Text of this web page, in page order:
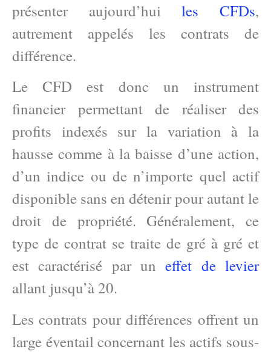
présenter aujourd’huiles CFDs,
autrement appelés les contrats de
différence.
Le CFD est donc un instrument
financier permettant de réaliser des
profits indexés sur la variation à la
hausse comme à la baisse d’une action,
d’un indice ou de n’importe quel actif
disponible sans en détenir pour autant le
droit de propriété. Généralement, ce
type de contrat se traite de gré à gré et
est caractérisé par uneffet de levier
allant jusqu’à 20.
Les contrats pour différences offrent un
large éventail concernant les actifs sous-